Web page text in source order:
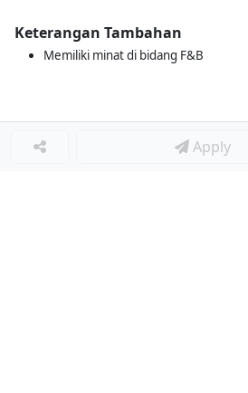
Keterangan Tambahan
Memiliki minat di bidang F&B
Apply